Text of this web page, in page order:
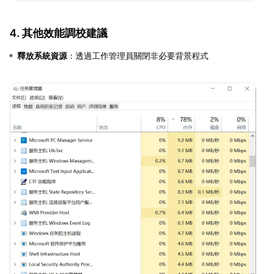
4. 其他效能調校建議
釋放系統資源 ：透過工作管理員關閉非必要背景程式